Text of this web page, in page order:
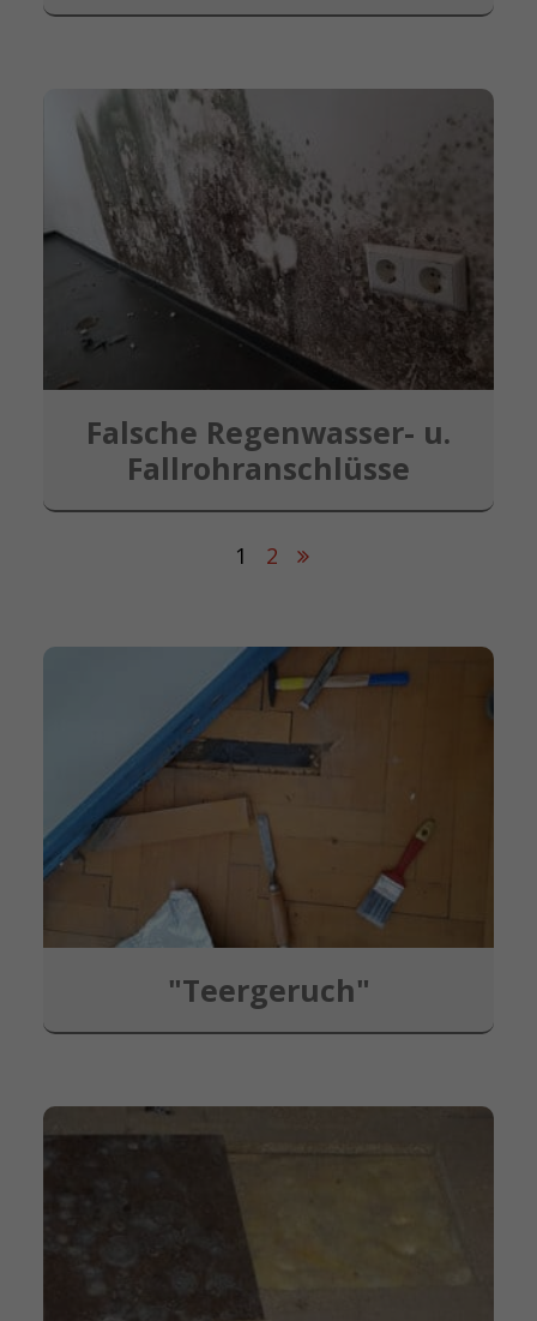
Falsche Regenwasser- u.
Fallrohranschlüsse
1 2
"Teergeruch"